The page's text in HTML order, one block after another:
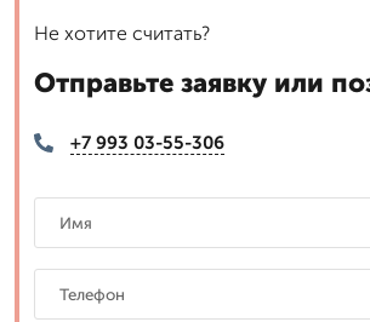
Не хотите считать?
Отправьте заявку или
+7 993 03-55-306